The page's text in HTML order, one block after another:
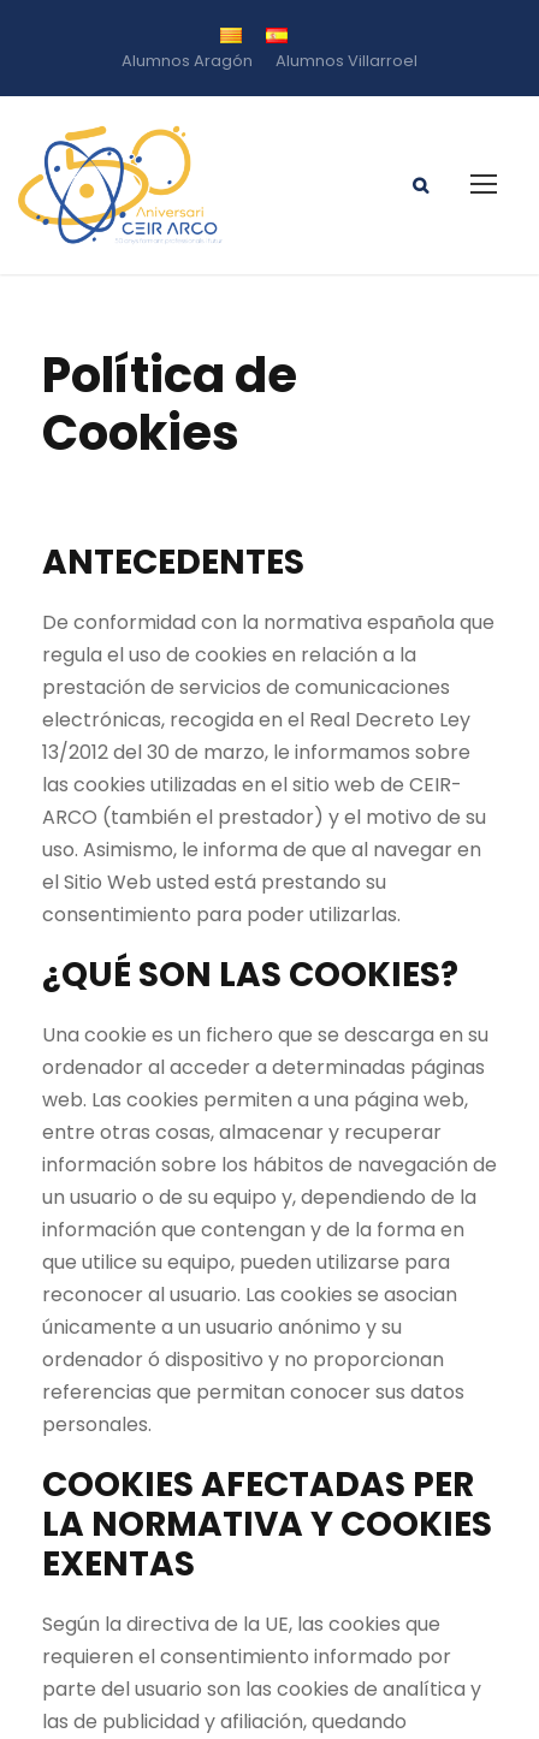
Alumnos Aragón Alumnos Villarroel
Política de
Cookies
ANTECEDENTES
De conformidad con la normativa española que
regula el uso de cookies en relación a la
prestación de servicios de comunicaciones
electrónicas, recogida en el Real Decreto Ley
13/2012 del 30 de marzo, le informamos sobre
las cookies utilizadas en el sitio web de CEIR-
ARCO (también el prestador) y el motivo de su
uso. Asimismo, le informa de que al navegar en
el Sitio Web usted está prestando su
consentimiento para poder utilizarlas.
¿QUÉ SON LAS COOKIES?
Una cookie es un fichero que se descarga en su
ordenador al acceder a determinadas páginas
web. Las cookies permiten a una página web,
entre otras cosas, almacenar y recuperar
información sobre los hábitos de navegación de
un usuario o de su equipo y, dependiendo de la
información que contengan y de la forma en
que utilice su equipo, pueden utilizarse para
reconocer al usuario. Las cookies se asocian
únicamente a un usuario anónimo y su
ordenador ó dispositivo y no proporcionan
referencias que permitan conocer sus datos
personales.
COOKIES AFECTADAS PER
LA NORMATIVA Y COOKIES
EXENTAS
Según la directiva de la UE, las cookies que
requieren el consentimiento informado por
parte del usuario son las cookies de analítica y
las de publicidad y afiliación, quedando